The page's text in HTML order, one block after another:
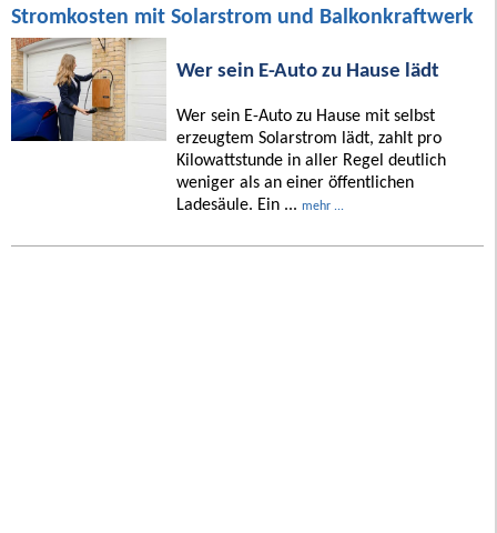
Stromkosten mit Solarstrom und Balkonkraftwerk
Wer sein E-Auto zu Hause lädt
Wer sein E-Auto zu Hause mit selbst
erzeugtem Solarstrom lädt, zahlt pro
Kilowattstunde in aller Regel deutlich
weniger als an einer öffentlichen
Ladesäule. Ein ... mehr ...